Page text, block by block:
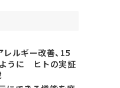
レルギー改善、15
うに ヒトの実証